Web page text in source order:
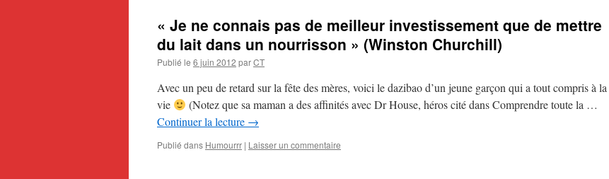
« Je ne connais pas de meilleur investissement que de mettre
du lait dans un nourrisson » (Winston Churchill)
Publié le 6 juin 2012 parCT
Avec un peu de retard sur la fête des mères, voici le dazibao d’un jeune garçon qui a tout compris à la
vie
(Notez que sa maman a des affinités avec Dr House, héros cité dans Comprendre toute la …
Continuer la lecture →
Publié dans Humourrr | Laisser un commentaire